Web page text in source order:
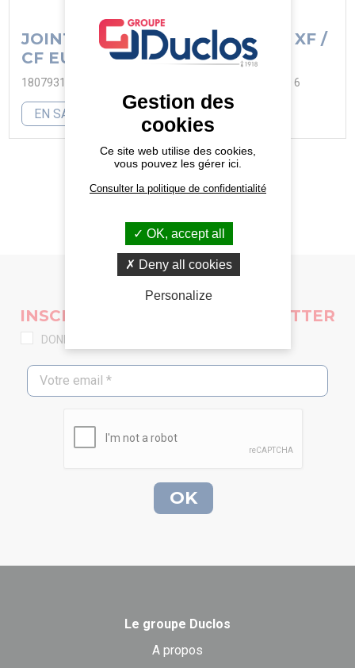
JOINT DE CACHE MOTEUR DAF XF /
CF EURO 6
1807931 JOINT DE CACHE MOTEUR DAF XF / CF EURO 6
EN SAVOIR PLUS
TOUTES LES PIÈCES D'OCCASION
INSCRIVEZ-VOUS À LA NEWSLETTER
DONNÉES PERSONNELLES
Le groupe Duclos
A propos
Gestion des
cookies
Ce site web utilise des cookies,
vous pouvez les gérer ici.
Consulter la politique de confidentialité
OK, accept all
Deny all cookies
Personalize